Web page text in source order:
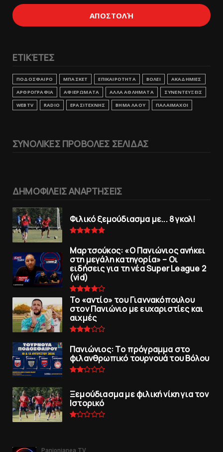
ΕΤΙΚΈΤΕΣ
ΠΟΔΟΣΦΑΙΡΟ ΜΠΑΣΚΕΤ ΕΠΙΚΑΙΡΟΤΗΤΑ ΒΟΛΕΙ
ΑΚΑΔΗΜΙΕΣ
ΑΡΘΡΟΓΡΑΦΙΑ
ΑΦΙΕΡΩΜΑΤΑ ΑΛΛΑ ΑΘΛΗΜΑΤΑ
ΣΥΝΕΝΤΕΥΞΕΙΣ
WEBTV
RADIO ΕΡΑΣΙΤΕΧΝΗΣ ΒΗΜΑ ΛΑΟΥ ΠΑΛΑΙΜΑΧΟΙ
ΣΥΝΟΛΙΚΕΣ ΠΡΟΒΟΛΕΣ ΣΕΛΙΔΑΣ
ΔΗΜΟΦΙΛΕΙΣ ΑΝΑΡΤΗΣΕΙΣ
Φιλικό ξεμούδιασμα με... 8 γκολ!
Μαρτσούκος: «Ο Πανιώνιος ανήκει
στη μεγάλη κατηγορία» – Οι
ειδήσεις για τη νέα Super League 2
(vid)
To «αντίο» του Γιαννακόπουλου
στον Πανιώνιο με ευχαριστίες και
αιχμές
Πανιώνιoς: Tο πρόγραμμα στο
φιλανθρωπικό τουρνουά του Bόλου
Ξεμούδιασμα με φιλική νίκη για τoν
Iστορικό